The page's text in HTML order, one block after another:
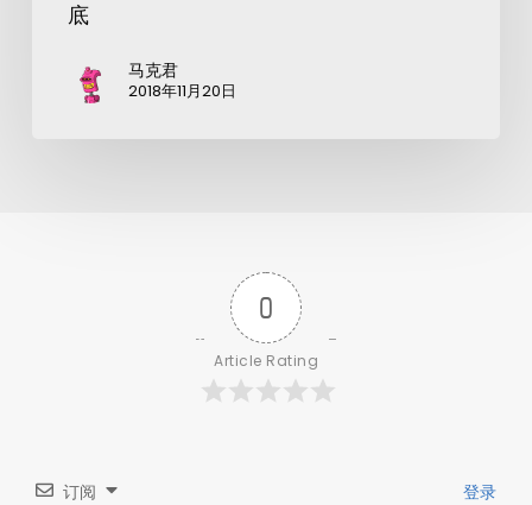
底
马克君
2018年11月20日
0
Article Rating
订阅 登录